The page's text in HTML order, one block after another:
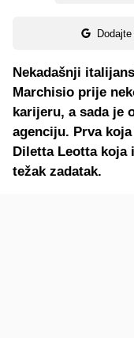
Nekadašnji
Marchisio prije
karijeru, a sada je
agenciju. Prva
Diletta Leotta koja
težak zadatak.